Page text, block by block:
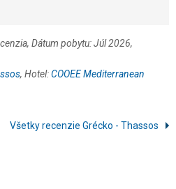
Dátum pobytu: Júl 2026,
, Hotel:COOEE Mediterranean
Všetky recenzie Grécko - Thassos